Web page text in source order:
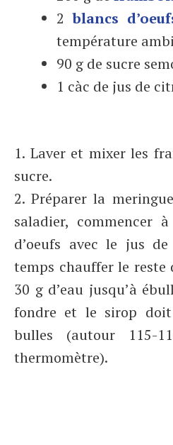
2blancs
température
90 g de sucre
1 càc de jus de
1. Laver et mixer les
sucre.
2. Préparer la
saladier, commencer
d’oeufs avec le jus
temps chauffer le reste
30 g d’eau jusqu’à
fondre et le sirop doit
bulles (autour 115-
thermomètre).